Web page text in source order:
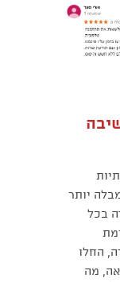
יותר
בכל
החלו
מה